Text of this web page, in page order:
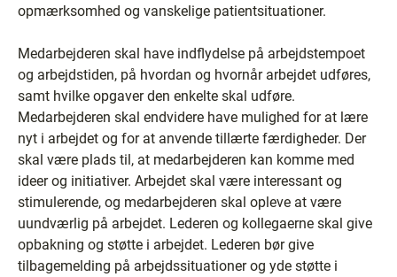
opmærksomhed og vanskelige patientsituationer.
Medarbejderen skal have indflydelse på arbejdstempoet
og arbejdstiden, på hvordan og hvornår arbejdet udføres,
samt hvilke opgaver den enkelte skal udføre.
Medarbejderen skal endvidere have mulighed for at lære
nyt i arbejdet og for at anvende tillærte færdigheder. Der
skal være plads til, at medarbejderen kan komme med
ideer og initiativer. Arbejdet skal være interessant og
stimulerende, og medarbejderen skal opleve at være
uundværlig på arbejdet. Lederen og kollegaerne skal give
opbakning og støtte i arbejdet. Lederen bør give
tilbagemelding på arbejdssituationer og yde støtte i